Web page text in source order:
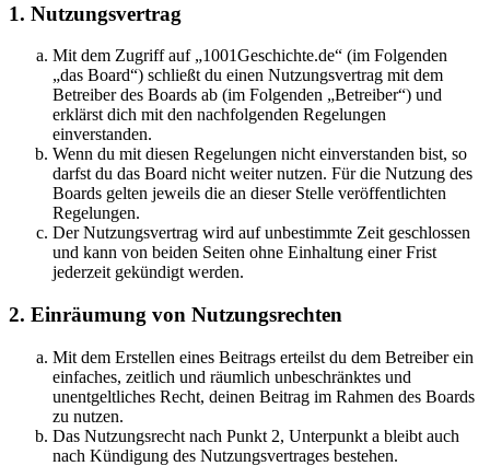
1. Nutzungsvertrag
Mit dem Zugriff auf „1001Geschichte.de“ (im Folgenden
„das Board“) schließt du einen Nutzungsvertrag mit dem
Betreiber des Boards ab (im Folgenden „Betreiber“) und
erklärst dich mit den nachfolgenden Regelungen
einverstanden.
Wenn du mit diesen Regelungen nicht einverstanden bist, so
darfst du das Board nicht weiter nutzen. Für die Nutzung des
Boards gelten jeweils die an dieser Stelle veröffentlichten
Regelungen.
Der Nutzungsvertrag wird auf unbestimmte Zeit geschlossen
und kann von beiden Seiten ohne Einhaltung einer Frist
jederzeit gekündigt werden.
2. Einräumung von Nutzungsrechten
Mit dem Erstellen eines Beitrags erteilst du dem Betreiber ein
einfaches, zeitlich und räumlich unbeschränktes und
unentgeltliches Recht, deinen Beitrag im Rahmen des Boards
zu nutzen.
Das Nutzungsrecht nach Punkt 2, Unterpunkt a bleibt auch
nach Kündigung des Nutzungsvertrages bestehen.